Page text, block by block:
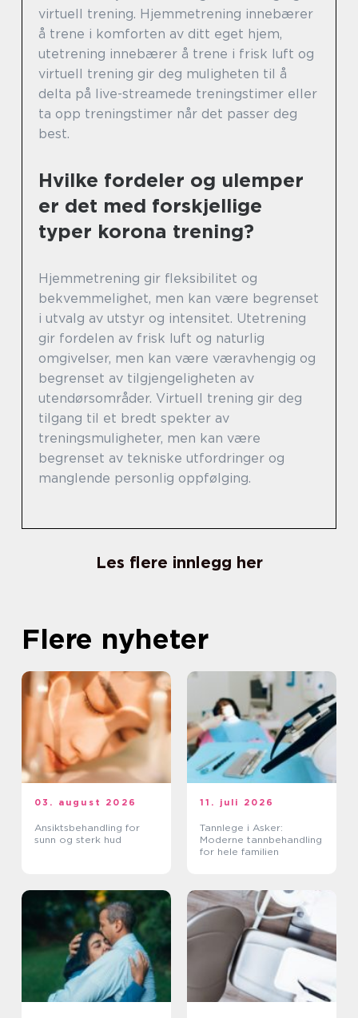
virtuell trening. Hjemmetrening innebærer
å trene i komforten av ditt eget hjem,
utetrening innebærer å trene i frisk luft og
virtuell trening gir deg muligheten til å
delta på live-streamede treningstimer eller
ta opp treningstimer når det passer deg
best.
Hvilke fordeler og ulemper
er det med forskjellige
typer korona trening?
Hjemmetrening gir fleksibilitet og
bekvemmelighet, men kan være begrenset
i utvalg av utstyr og intensitet. Utetrening
gir fordelen av frisk luft og naturlig
omgivelser, men kan være væravhengig og
begrenset av tilgjengeligheten av
utendørsområder. Virtuell trening gir deg
tilgang til et bredt spekter av
treningsmuligheter, men kan være
begrenset av tekniske utfordringer og
manglende personlig oppfølging.
Les flere innlegg her
Flere nyheter
03. august 2026
Ansiktsbehandling for
sunn og sterk hud
11. juli 2026
Tannlege i Asker:
Moderne tannbehandling
for hele familien